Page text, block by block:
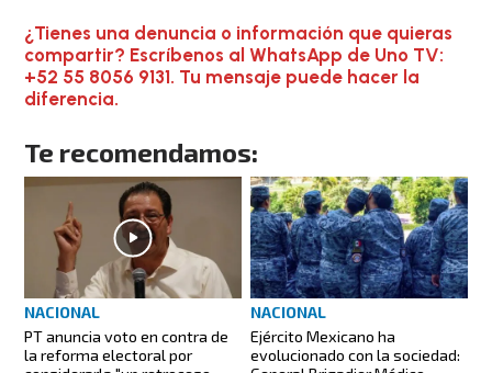
¿Tienes una denuncia o información que quieras
compartir? Escríbenos al WhatsApp de Uno TV:
+52 55 8056 9131. Tu mensaje puede hacer la
diferencia.
Te recomendamos:
NACIONAL
PT anuncia voto en contra de
la reforma electoral por
NACIONAL
Ejército Mexicano ha
evolucionado con la sociedad: